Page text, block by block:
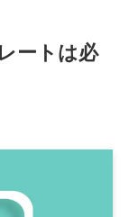
ートは必